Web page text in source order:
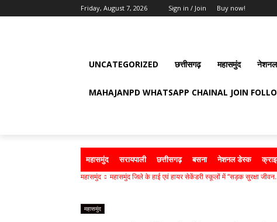
Friday, August 7, 2026 Sign in / Join Buy now!
UNCATEGORIZED छत्तीसगढ़ महासमुंद
MAHAJANPD WHATSAPP CHAINAL JOIN
महासमुंद सरायपाली छत्तीसगढ़ बसना नेशनल डेस्क
महासमुंद महासमुंद जिले के हाई एवं हायर सेकेंडरी स्कूलों में ‘‘सड़क सुरक्षा
महासमुंद